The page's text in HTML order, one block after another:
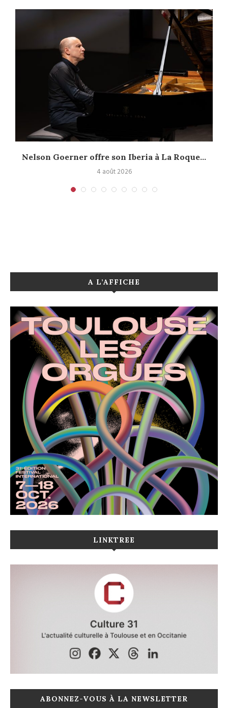
Nelson Goerner offre son Iberia à La Roque...
4 août 2026
A L’AFFICHE
LINKTREE
ABONNEZ-VOUS À LA NEWSLETTER